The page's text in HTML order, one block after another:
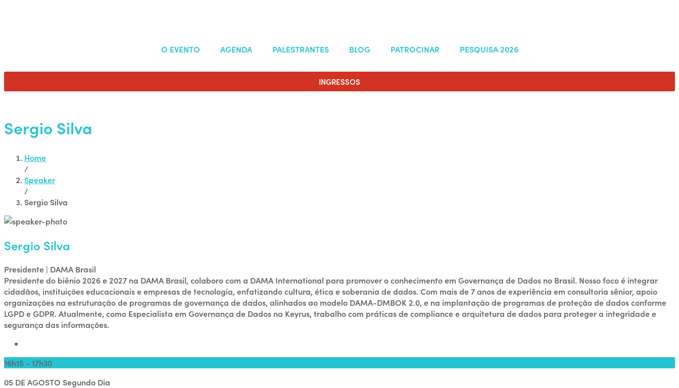
O EVENTO AGENDA PALESTRANTES BLOG PATROCINAR PESQUISA 2026
INGRESSOS
Sergio Silva
Home
/
Speaker
/
Sergio Silva
Sergio Silva
Presidente | DAMA Brasil
Presidente do biênio 2026 e 2027 na DAMA Brasil, colaboro com a DAMA International para promover o conhecimento em Governança de Dados no Brasil. Nosso foco é integrar
cidadãos, instituições educacionais e empresas de tecnologia, enfatizando cultura, ética e soberania de dados. Com mais de 7 anos de experiência em consultoria sênior, apoio
organizações na estruturação de programas de governança de dados, alinhados ao modelo DAMA-DMBOK 2.0, e na implantação de programas de proteção de dados conforme
LGPD e GDPR. Atualmente, como Especialista em Governança de Dados na Keyrus, trabalho com práticas de compliance e arquitetura de dados para proteger a integridade e
segurança das informações.
16h15 - 17h30
05 DE AGOSTO Segundo Dia